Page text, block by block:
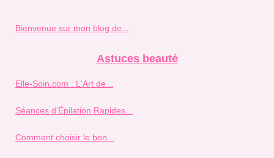
Bienvenue sur mon blog de...
Astuces beauté
Elle-Soin.com : L'Art de...
Séances d'Épilation Rapides...
Comment choisir le bon...